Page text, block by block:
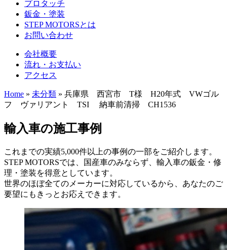
プロタッチ
鈑金・塗装
STEP MOTORSとは
お問い合わせ
会社概要
流れ・お支払い
アクセス
Home » 未分類 » 兵庫県 西宮市 T様 H20年式 VWゴル
フ ヴァリアント TSI 納車前清掃 CH1536
輸入車の施工事例
これまでの実績5,000件以上の事例の一部をご紹介します。
STEP MOTORSでは、国産車のみならず、輸入車の鈑金・修
理・塗装を得意としています。
世界のほぼ全てのメーカーに対応しているから、あなたのご
要望にもきっとお応えできます。